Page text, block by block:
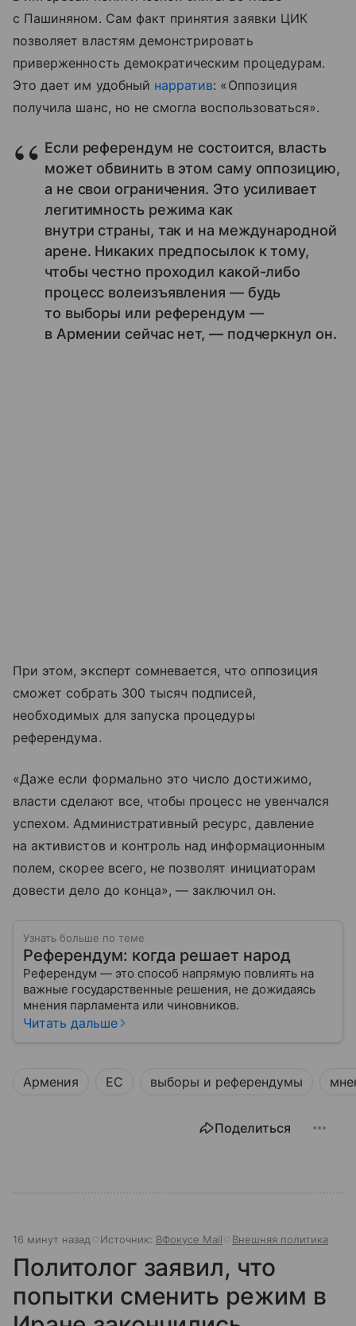
с Пашиняном. Сам факт принятия заявки ЦИК
позволяет властям демонстрировать
приверженность демократическим процедурам.
Это дает им удобный нарратив: «Оппозиция
получила шанс, но не смогла воспользоваться».
Если референдум не состоится, власть
может обвинить в этом саму оппозицию,
а не свои ограничения. Это усиливает
легитимность режима как
внутри страны, так и на международной
арене. Никаких предпосылок к тому,
чтобы честно проходил какой-либо
процесс волеизъявления — будь
то выборы или референдум —
в Армении сейчас нет, — подчеркнул он.
При этом, эксперт сомневается, что оппозиция
сможет собрать 300 тысяч подписей,
необходимых для запуска процедуры
референдума.
«Даже если формально это число достижимо,
власти сделают все, чтобы процесс не увенчался
успехом. Административный ресурс, давление
на активистов и контроль над информационным
полем, скорее всего, не позволят инициаторам
довести дело до конца», — заключил он.
Узнать больше по теме
Референдум: когда решает народ
Референдум — это способ напрямую повлиять на
важные государственные решения, не дожидаясь
мнения парламента или чиновников.
Читать дальше
Армения ЕС выборы и референдумы
Поделиться
16 минут назад Источник: ВФокусе Mail Внешняя политика
Политолог заявил, что
попытки сменить режим в